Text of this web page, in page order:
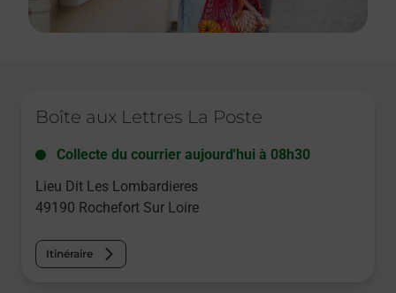
Boîte aux Lettres La Poste
Collecte du courrier aujourd'hui à 08h30
Lieu Dit Les Lombardieres
49190 Rochefort Sur Loire
Itinéraire